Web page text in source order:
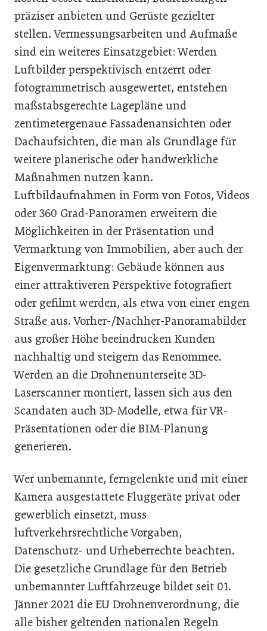
präziser anbieten und Gerüste gezielter
stellen. Vermessungsarbeiten und Aufmaße
sind ein weiteres Einsatzgebiet: Werden
Luftbilder perspektivisch entzerrt oder
fotogrammetrisch ausgewertet, entstehen
maßstabsgerechte Lagepläne und
zentimetergenaue Fassadenansichten oder
Dachaufsichten, die man als Grundlage für
weitere planerische oder handwerkliche
Maßnahmen nutzen kann.
Luftbildaufnahmen in Form von Fotos, Videos
oder 360 Grad-Panoramen erweitern die
Möglichkeiten in der Präsentation und
Vermarktung von Immobilien, aber auch der
Eigenvermarktung: Gebäude können aus
einer attraktiveren Perspektive fotografiert
oder gefilmt werden, als etwa von einer engen
Straße aus. Vorher-/Nachher-Panoramabilder
aus großer Höhe beeindrucken Kunden
nachhaltig und steigern das Renommee.
Werden an die Drohnenunterseite 3D-
Laserscanner montiert, lassen sich aus den
Scandaten auch 3D-Modelle, etwa für VR-
Präsentationen oder die BIM-Planung
generieren.
Wer unbemannte, ferngelenkte und mit einer
Kamera ausgestattete Fluggeräte privat oder
gewerblich einsetzt, muss
luftverkehrsrechtliche Vorgaben,
Datenschutz- und Urheberrechte beachten.
Die gesetzliche Grundlage für den Betrieb
unbemannter Luftfahrzeuge bildet seit 01.
Jänner 2021 die EU Drohnenverordnung, die
alle bisher geltenden nationalen Regeln